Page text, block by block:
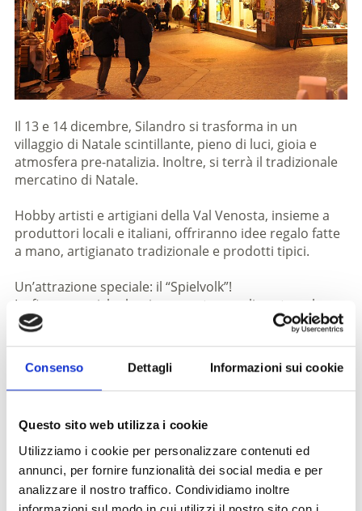
Consenso Dettagli Informazioni sui cookie
Questo sito web utilizza i cookie
Utilizziamo i cookie per personalizzare contenuti ed
annunci, per fornire funzionalità dei social media e per
analizzare il nostro traffico. Condividiamo inoltre
Il 13 e 14 dicembre, Silandro si trasforma in un
villaggio di Natale scintillante, pieno di luci, gioia e
atmosfera pre-natalizia. Inoltre, si terrà il tradizionale
mercatino di Natale.
Hobby artisti e artigiani della Val Venosta, insieme a
produttori locali e italiani, offriranno idee regalo fatte
a mano, artigianato tradizionale e prodotti tipici.
Un’attrazione speciale: il “Spielvolk”!
Le figure magiche luminose su trampoli portano la
magia del Natale direttamente per le vie di Silandro
Inoltre vi aspettano tante attività entusiasmanti:
di fiabe al Damml e una caccia al tesoro natalizia con
immagini (inizio il 9 dicembre), in cui potrete ritirare la
vostra ricompensa domenica dalle 15:00 alle 17:00 in
piazza.